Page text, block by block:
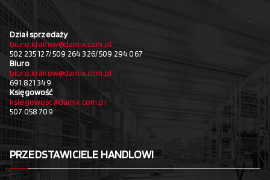
Dział sprzedaży
biuro.krakow@damix.com.pl
502 235 127/ 509 264 326/ 509 294 067
Biuro
biuro.krakow@damix.com.pl
691 821 349
Księgowość
ksiegowosc@damix.com.pl
507 058 709
PRZEDSTAWICIELE HANDLOWI